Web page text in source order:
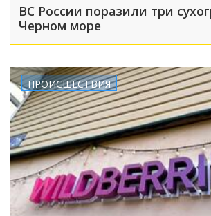
ВС России поразили три
Черном море
ПРОИСШЕСТВИЯ